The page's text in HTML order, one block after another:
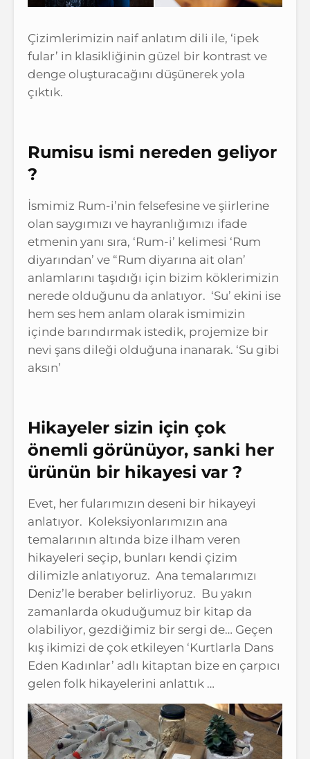
Çizimlerimizin naif anlatım dili ile, ‘ipek
fular’ in klasikliğinin güzel bir kontrast ve
denge oluşturacağını düşünerek yola
çıktık.
Rumisu ismi nereden geliyor
?
İsmimiz Rum-i’nin felsefesine ve şiirlerine
olan saygımızı ve hayranlığımızı ifade
etmenin yanı sıra, ‘Rum-i’ kelimesi ‘Rum
diyarından’ ve “Rum diyarına ait olan’
anlamlarını taşıdığı için bizim köklerimizin
nerede olduğunu da anlatıyor. ‘Su’ ekini ise
hem ses hem anlam olarak ismimizin
içinde barındırmak istedik, projemize bir
nevi şans dileği olduğuna inanarak. ‘Su gibi
aksın’
Hikayeler sizin için çok
önemli görünüyor, sanki her
ürünün bir hikayesi var ?
Evet, her fularımızın deseni bir hikayeyi
anlatıyor. Koleksiyonlarımızın ana
temalarının altında bize ilham veren
hikayeleri seçip, bunları kendi çizim
dilimizle anlatıyoruz. Ana temalarımızı
Deniz’le beraber belirliyoruz. Bu yakın
zamanlarda okuduğumuz bir kitap da
olabiliyor, gezdiğimiz bir sergi de… Geçen
kış ikimizi de çok etkileyen ‘Kurtlarla Dans
Eden Kadınlar’ adlı kitaptan bize en çarpıcı
gelen folk hikayelerini anlattık …